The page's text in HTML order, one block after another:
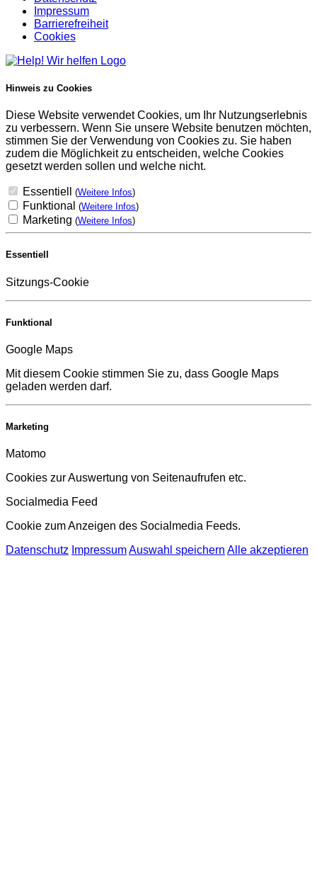
Impressum
Barrierefreiheit
Cookies
Hinweis zu Cookies
Diese Website verwendet Cookies, um Ihr Nutzungserlebnis
zu verbessern. Wenn Sie unsere Website benutzen möchten,
stimmen Sie der Verwendung von Cookies zu. Sie haben
zudem die Möglichkeit zu entscheiden, welche Cookies
gesetzt werden sollen und welche nicht.
Essentiell (Weitere Infos)
Funktional (Weitere Infos)
Marketing (Weitere Infos)
Essentiell
Sitzungs-Cookie
Funktional
Google Maps
Mit diesem Cookie stimmen Sie zu, dass Google Maps
geladen werden darf.
Marketing
Matomo
Cookies zur Auswertung von Seitenaufrufen etc.
Socialmedia Feed
Cookie zum Anzeigen des Socialmedia Feeds.
Datenschutz ImpressumAuswahl speichern Alle akzeptieren